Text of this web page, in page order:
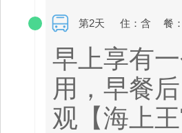
第2天 住：含 餐：
早上享有
用，早餐
观【海上